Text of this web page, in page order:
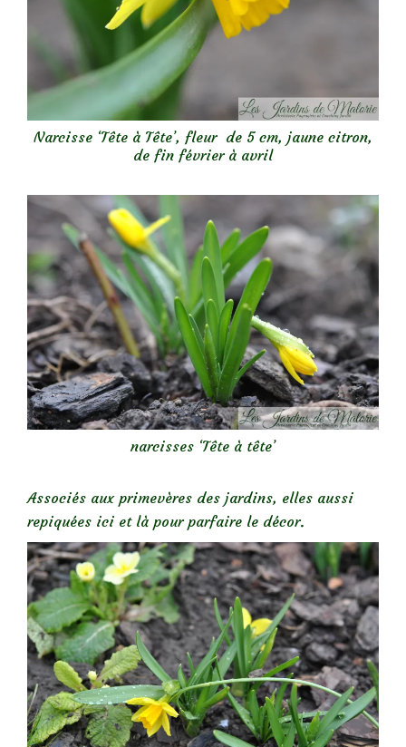
Narcisse ‘Tête à Tête’, fleur de 5 cm, jaune citron,
de fin février à avril
narcisses ‘Tête à tête’
Associés aux primevères des jardins, elles aussi
repiquées ici et là pour parfaire le décor.